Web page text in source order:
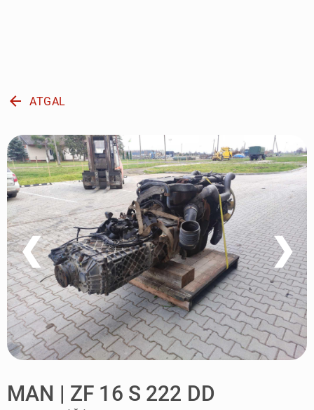
arrow_back ATGAL
❮ ❯
MAN | ZF 16 S 222 DD